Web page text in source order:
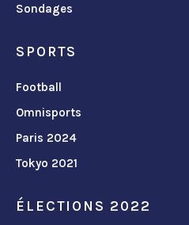
Sondages
SPORTS
Football
Omnisports
Paris 2024
Tokyo 2021
ÉLECTIONS 2022